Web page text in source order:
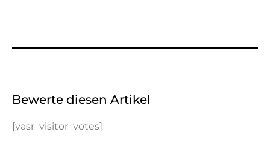
Bewerte diesen Artikel
[yasr_visitor_votes]